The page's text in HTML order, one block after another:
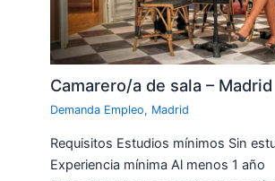
Camarero/a de sala – Madrid
Demanda Empleo, Madrid
Requisitos Estudios mínimos Sin
Experiencia mínima Al menos 1 año